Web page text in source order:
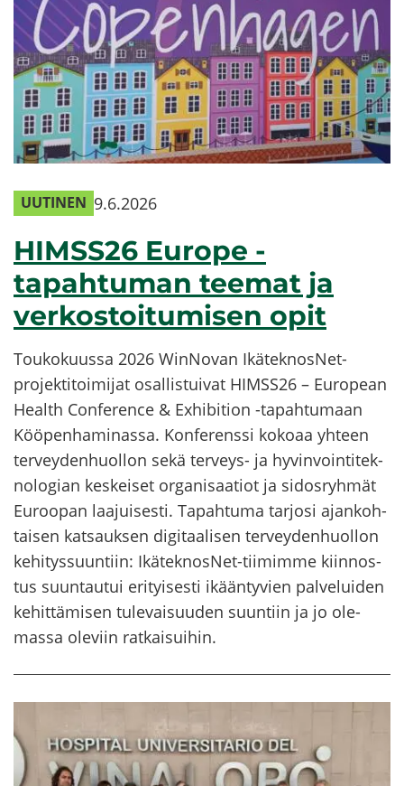
UU­TI­NEN 9.6.2026
HIMSS26 Eu­ro­pe -​
tapahtuman tee­mat ja
ver­kos­toi­tu­mi­sen opit
Tou­ko­kuus­sa 2026 WinNovan IkäteknosNet-​
projektitoimijat osal­lis­tui­vat HIMSS26 – Eu­ro­pean
Health Con­fe­rence & Exhibition -​tapahtumaan
Köö­pen­ha­mi­nas­sa. Kon­fe­rens­si ko­ko­aa yh­teen
ter­vey­den­huol­lon sekä terveys-​ ja hy­vin­voin­ti­tek­
no­lo­gian kes­kei­set or­ga­ni­saa­tiot ja si­dos­ryh­mät
Eu­roo­pan laa­jui­ses­ti. Ta­pah­tu­ma tar­jo­si ajan­koh­
tai­sen kat­sauk­sen di­gi­taa­li­sen ter­vey­den­huol­lon
ke­hi­tys­suun­tiin: IkäteknosNet-​tiimimme kiin­nos­
tus suun­tau­tui eri­tyi­ses­ti ikään­ty­vien pal­ve­lui­den
ke­hit­tä­mi­sen tu­le­vai­suu­den suun­tiin ja jo ole­
mas­sa ole­viin rat­kai­sui­hin.